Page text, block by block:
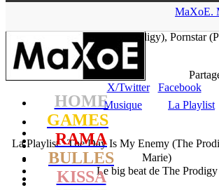
MaXoE.
HOME
GAMES
RAMA
BULLES
KISSA
My Enemy (The Prodigy), Pornstar
X/Twitter
Facebook
Musique
La Playlist
La Playlist : The Day Is My Enemy (The
Marie)
Le big beat de The Prodigy